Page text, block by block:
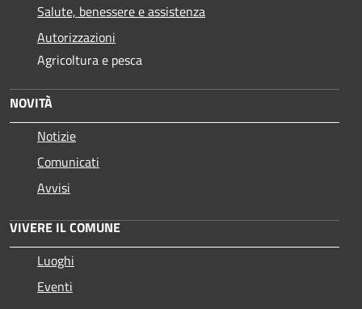
Salute, benessere e assistenza
Autorizzazioni
Agricoltura e pesca
NOVITÀ
Notizie
Comunicati
Avvisi
VIVERE IL COMUNE
Luoghi
Eventi